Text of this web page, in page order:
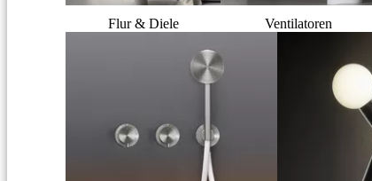
Flur & Diele Ventilatoren